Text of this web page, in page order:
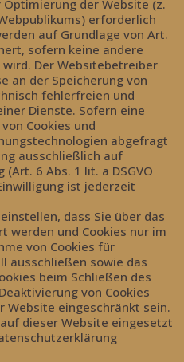
der Website (z.
erforderlich
auf Grundlage von Art.
sofern keine andere
Der Websitebetreiber
an der Speicherung von
fehlerfreien und
Dienste. Sofern eine
Cookies und
abgefragt
ausschließlich auf
6 Abs. 1 lit. a DSGVO
ist jederzeit
dass Sie über das
werden und Cookies nur im
von Cookies für
ausschließen sowie das
beim Schließen des
von Cookies
Website eingeschränkt sein.
dieser Website eingesetzt